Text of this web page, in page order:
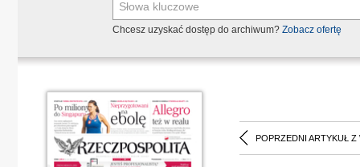
Chcesz uzyskać dostęp do archiwum? Zobacz ofertę
POPRZEDNI ARTYKUŁ Z